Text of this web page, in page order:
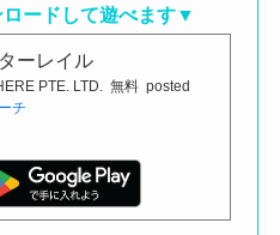
ードして遊べます▼
ーレイル
PTE. LTD. 無料 posted
チ